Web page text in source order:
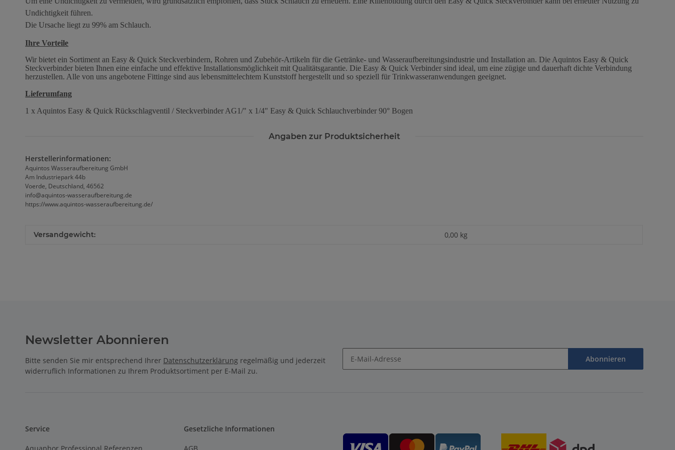
Undichtigkeit führen.
Die Ursache liegt zu 99% am Schlauch.
Ihre Vorteile
Wir bietet ein Sortiment an Easy & Quick Steckverbindern, Rohren und Zubehör-Artikeln für die Getränke- und Wasseraufbereitungsindustrie und Installation an. Die Aquintos Easy & Quick
Steckverbinder bieten Ihnen eine einfache und effektive Installationsmöglichkeit mit Qualitätsgarantie. Die Easy & Quick Verbinder sind ideal, um eine zügige und dauerhaft dichte Verbindung
herzustellen. Alle von uns angebotene Fittinge sind aus lebensmittelechtem Kunststoff hergestellt und so speziell für Trinkwasseranwendungen geeignet.
Lieferumfang
1 x Aquintos Easy & Quick Rückschlagventil / Steckverbinder AG1/" x 1/4" Easy & Quick Schlauchverbinder 90° Bogen
Angaben zur Produktsicherheit
Herstellerinformationen:
Aquintos Wasseraufbereitung GmbH
Am Industriepark 44b
Voerde, Deutschland, 46562
info@aquintos-wasseraufbereitung.de
https://www.aquintos-wasseraufbereitung.de/
Versandgewicht: 0,00 kg
Newsletter Abonnieren
Bitte senden Sie mir entsprechend Ihrer Datenschutzerklärung regelmäßig und jederzeit
widerruflich Informationen zu Ihrem Produktsortiment per E-Mail zu.
Abonnieren
Service
Aquaphor Professional Referenzen
Gesetzliche Informationen
AGB